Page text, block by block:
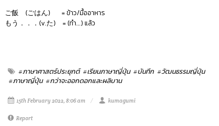
ご飯 (ごはん) = ข้าว/มื้ออาหาร
もう．．．(v.た) = (ทำ...) แล้ว
#ภาษาศาสตร์ประยุกต์ #เรียนภาษาญี่ปุ่น #บันทึก #วัฒนธรรมญี่ปุ่น
#ภาษาญี่ปุ่น #กว่าจะออกดอกและผลิบาน
15th February 2022, 8:06 am kumagumi
Report